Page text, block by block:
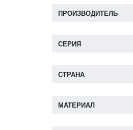
ПРОИЗВОДИТЕЛЬ
СЕРИЯ
СТРАНА
МАТЕРИАЛ